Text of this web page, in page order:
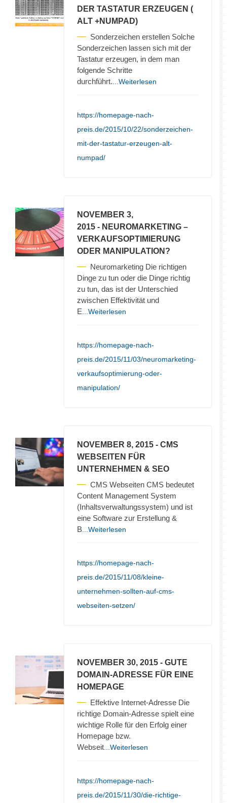
DER TASTATUR ERZEUGEN (
ALT +NUMPAD)
Sonderzeichen erstellen Solche
Sonderzeichen lassen sich mit der
Tastatur erzeugen, in dem man
folgende Schritte
durchführt. ...Weiterlesen
https://homepage-nach-
preis.de/2015/10/22/sonderzeichen-
mit-der-tastatur-erzeugen-alt-
numpad/
NOVEMBER 3,
2015 - NEUROMARKETING –
VERKAUFSOPTIMIERUNG
ODER MANIPULATION?
Neuromarketing Die richtigen
Dinge zu tun oder die Dinge richtig
zu tun, das ist der Unterschied
zwischen Effektivität und
E ...Weiterlesen
https://homepage-nach-
preis.de/2015/11/03/neuromarketing-
verkaufsoptimierung-oder-
manipulation/
NOVEMBER 8, 2015 - CMS
WEBSEITEN FÜR
UNTERNEHMEN & SEO
CMS Webseiten CMS bedeutet
Content Management System
(Inhaltsverwaltungssystem) und ist
eine Software zur Erstellung &
B ...Weiterlesen
https://homepage-nach-
preis.de/2015/11/08/kleine-
unternehmen-sollten-auf-cms-
webseiten-setzen/
NOVEMBER 30, 2015 - GUTE
DOMAIN-ADRESSE FÜR EINE
HOMEPAGE
Effektive Internet-Adresse Die
richtige Domain-Adresse spielt eine
wichtige Rolle für den Erfolg einer
Homepage bzw.
Webseit ...Weiterlesen
https://homepage-nach-
preis.de/2015/11/30/die-richtige-